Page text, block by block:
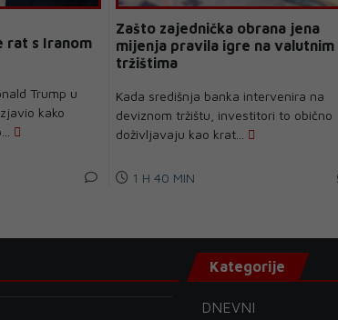
rat s Iranom
Trump u
kako
Zašto zajednička obrana jena
mijenja pravila igre na valutnim
tržištima
Kada središnja banka intervenira na
deviznom tržištu, investitori to obično
doživljavaju kao krat...
1 H 40 MIN
Kategorije
DNEVNI